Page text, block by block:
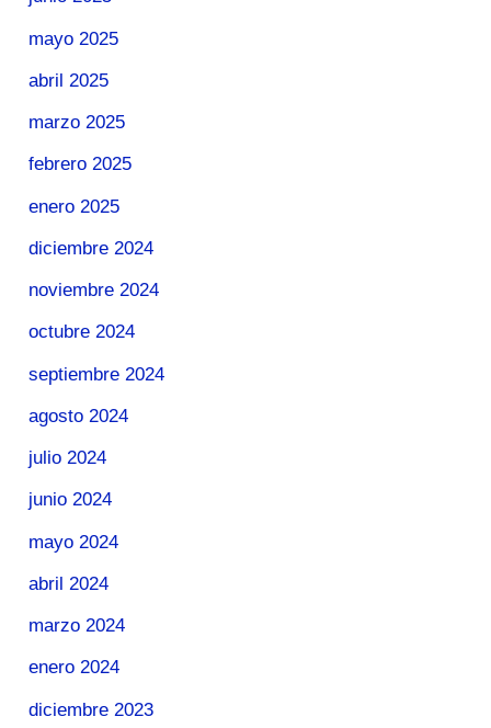
mayo 2025
abril 2025
marzo 2025
febrero 2025
enero 2025
diciembre 2024
noviembre 2024
octubre 2024
septiembre 2024
agosto 2024
julio 2024
junio 2024
mayo 2024
abril 2024
marzo 2024
enero 2024
diciembre 2023